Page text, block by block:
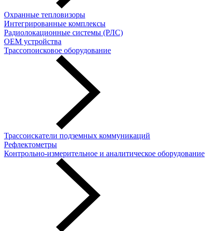
Охранные тепловизоры
Интегрированные комплексы
Радиолокационные системы (РЛС)
OEM устройства
Трассопоисковое оборудование
Трассоискатели подземных коммуникаций
Рефлектометры
Контрольно-измерительное и аналитическое оборудование